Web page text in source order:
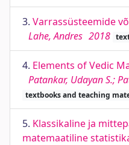
3. Varrassüsteemide
Lahe, Andres 2018
4. Elements of Vedic
Patankar, Udayan S.;
textbooks and teaching
5. Klassikaline ja
matemaatiline